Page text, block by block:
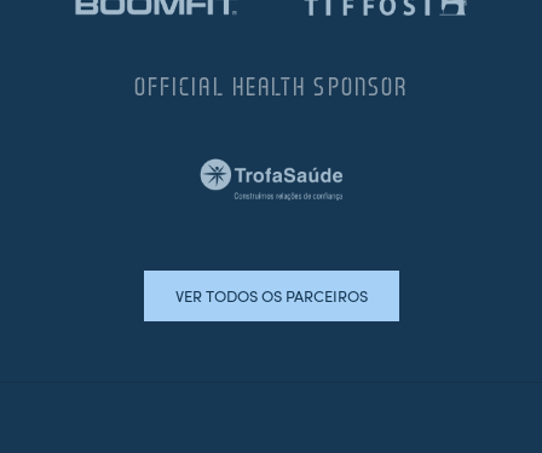
OFFICIAL HEALTH SPONSOR
VER TODOS OS PARCEIROS